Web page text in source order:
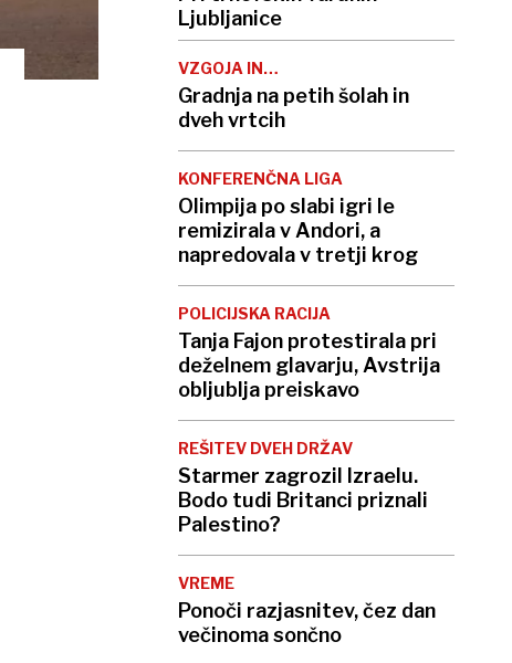
Ljubljanice
VZGOJA IN
IZOBRAŽEVANJE
Gradnja na petih šolah in
dveh vrtcih
KONFERENČNA LIGA
Olimpija po slabi igri le
remizirala v Andori, a
napredovala v tretji krog
POLICIJSKA RACIJA
Tanja Fajon protestirala pri
deželnem glavarju, Avstrija
obljublja preiskavo
REŠITEV DVEH DRŽAV
Starmer zagrozil Izraelu.
Bodo tudi Britanci priznali
Palestino?
VREME
Ponoči razjasnitev, čez dan
večinoma sončno